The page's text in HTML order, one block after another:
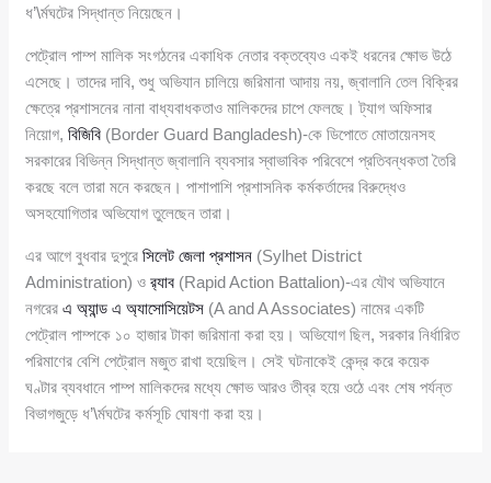
ধ’\র্মঘটের সিদ্ধান্ত নিয়েছেন।
পেট্রোল পাম্প মালিক সংগঠনের একাধিক নেতার বক্তব্যেও একই ধরনের ক্ষোভ উঠে
এসেছে। তাদের দাবি, শুধু অভিযান চালিয়ে জরিমানা আদায় নয়, জ্বালানি তেল বিক্রির
ক্ষেত্রে প্রশাসনের নানা বাধ্যবাধকতাও মালিকদের চাপে ফেলছে। ট্যাগ অফিসার
নিয়োগ,বিজিবি (Border Guard Bangladesh)-কে ডিপোতে মোতায়েনসহ
সরকারের বিভিন্ন সিদ্ধান্ত জ্বালানি ব্যবসার স্বাভাবিক পরিবেশে প্রতিবন্ধকতা তৈরি
করছে বলে তারা মনে করছেন। পাশাপাশি প্রশাসনিক কর্মকর্তাদের বিরুদ্ধেও
অসহযোগিতার অভিযোগ তুলেছেন তারা।
এর আগে বুধবার দুপুরেসিলেট জেলা প্রশাসন (Sylhet District
Administration) ওর‌্যাব (Rapid Action Battalion)-এর যৌথ অভিযানে
নগরেরএ অ্যান্ড এ অ্যাসোসিয়েটস (A and A Associates) নামের একটি
পেট্রোল পাম্পকে ১০ হাজার টাকা জরিমানা করা হয়। অভিযোগ ছিল, সরকার নির্ধারিত
পরিমাণের বেশি পেট্রোল মজুত রাখা হয়েছিল। সেই ঘটনাকেই কেন্দ্র করে কয়েক
ঘণ্টার ব্যবধানে পাম্প মালিকদের মধ্যে ক্ষোভ আরও তীব্র হয়ে ওঠে এবং শেষ পর্যন্ত
বিভাগজুড়ে ধ’\র্মঘটের কর্মসূচি ঘোষণা করা হয়।